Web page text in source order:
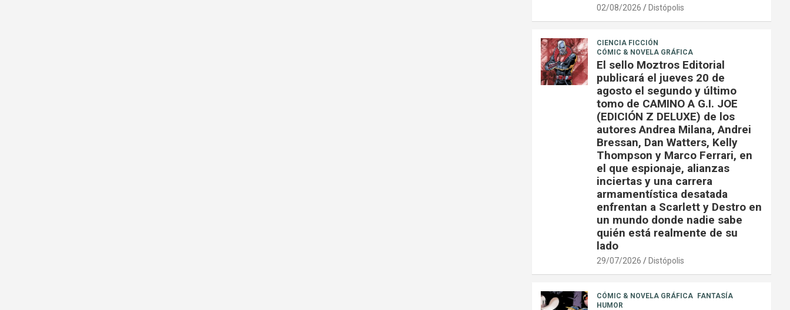
02/08/2026 Distópolis
CIENCIA FICCIÓN
CÓMIC & NOVELA GRÁFICA
El sello Moztros Editorial
publicará el jueves 20 de
agosto el segundo y último
tomo de CAMINO A G.I. JOE
(EDICIÓN Z DELUXE) de los
autores Andrea Milana, Andrei
Bressan, Dan Watters, Kelly
Thompson y Marco Ferrari, en
el que espionaje, alianzas
inciertas y una carrera
armamentística desatada
enfrentan a Scarlett y Destro en
un mundo donde nadie sabe
quién está realmente de su
lado
29/07/2026 Distópolis
CÓMIC & NOVELA GRÁFICA
FANTASÍA
HUMOR